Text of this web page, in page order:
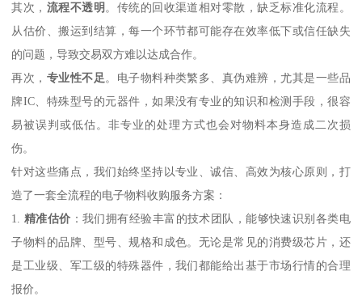
其次， 流程不透明。传统的回收渠道相对零散，缺乏标准化流程。
从估价、搬运到结算，每一个环节都可能存在效率低下或信任缺失
的问题，导致交易双方难以达成合作。
再次， 专业性不足。电子物料种类繁多、真伪难辨，尤其是一些品
牌IC、特殊型号的元器件，如果没有专业的知识和检测手段，很容
易被误判或低估。非专业的处理方式也会对物料本身造成二次损
伤。
针对这些痛点，我们始终坚持以专业、诚信、高效为核心原则，打
造了一套全流程的电子物料收购服务方案：
1. 精准估价 ：我们拥有经验丰富的技术团队，能够快速识别各类电
子物料的品牌、型号、规格和成色。无论是常见的消费级芯片，还
是工业级、军工级的特殊器件，我们都能给出基于市场行情的合理
报价。